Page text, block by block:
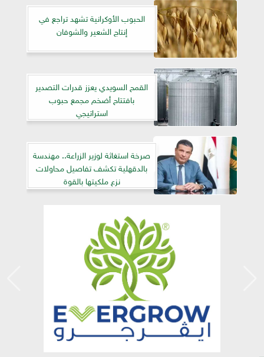
الحبوب الأوكرانية تشهد تراجع في
إنتاج الشعير والشوفان
القمح السويدي يعزز قدرات التصدير
بافتتاح أضخم مجمع حبوب
استراتيجي
صرخة استغاثة لوزير الزراعة.. مهندسة
بالدقهلية تكشف تفاصيل محاولات
نزع ملكيتها بالقوة